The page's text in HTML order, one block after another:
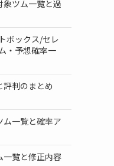
ツム一覧と過
ボックス/セレ
・予想確率一
判のまとめ
一覧と確率ア
一覧と修正内容